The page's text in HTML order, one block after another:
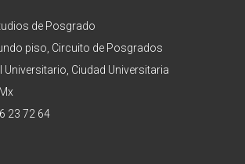
de Posgrado
piso, Circuito de Posgrados
Universitario, Ciudad Universitaria
23 72 64